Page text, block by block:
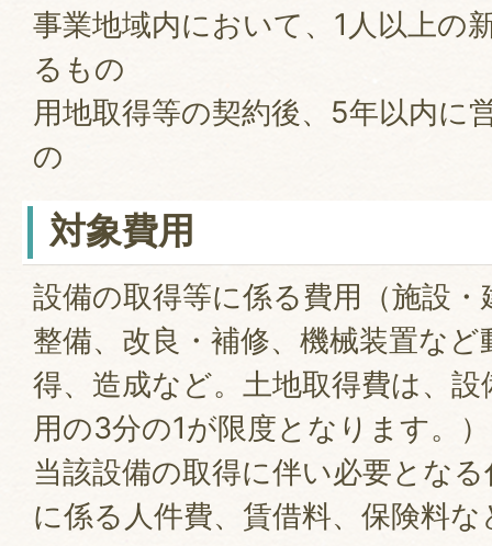
事業地域内において、1人以上の
るもの
用地取得等の契約後、5年以内に
の
対象費用
設備の取得等に係る費用（施設
整備、改良・補修、機械装置な
得、造成など。土地取得費は、
用の3分の1が限度となります。）
当該設備の取得に伴い必要とな
に係る人件費、賃借料、保険料な